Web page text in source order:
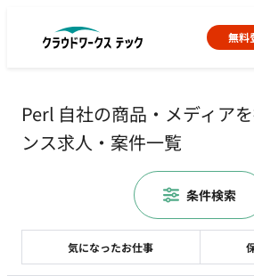
無料
Perl 自社の商品・メディア
ンス求人・案件一覧
気になったお仕事
条件検索